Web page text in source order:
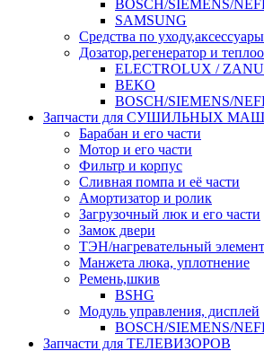
BOSCH/SIEMENS/
SAMSUNG
Средства по уходу,аксессуары
Дозатор,регенератор и
ELECTROLUX /
BEKO
BOSCH/SIEMENS/
Запчасти для СУШИЛЬНЫХ
Барабан и его части
Мотор и его части
Фильтр и корпус
Сливная помпа и её части
Амортизатор и ролик
Загрузочный люк и его части
Замок двери
ТЭН/нагревательный элемент
Манжета люка, уплотнение
Ремень,шкив
BSHG
Модуль управления, дисплей
BOSCH/SIEMENS/
Запчасти для ТЕЛЕВИЗОРОВ